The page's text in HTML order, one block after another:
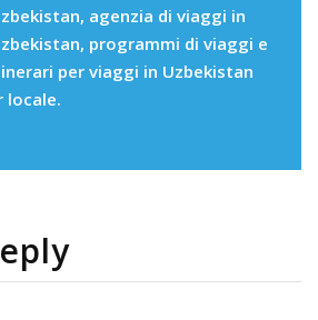
agenzia di viaggi in
programmi di viaggi e
per viaggi in Uzbekistan
locale.